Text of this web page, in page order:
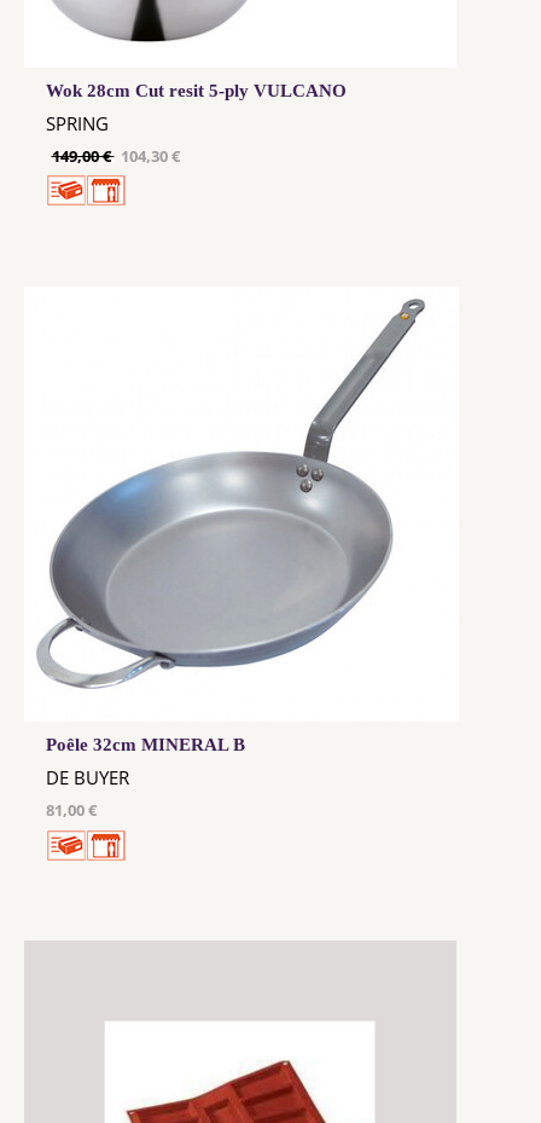
Wok 28cm Cut resit 5-ply VULCANO
SPRING
149,00 € 104,30 €
Poêle 32cm MINERAL B
DE BUYER
81,00 €